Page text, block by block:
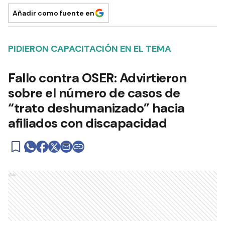
Añadir como fuente en
PIDIERON CAPACITACIÓN EN EL TEMA
Fallo contra OSER: Advirtieron
sobre el número de casos de
“trato deshumanizado” hacia
afiliados con discapacidad
Ads